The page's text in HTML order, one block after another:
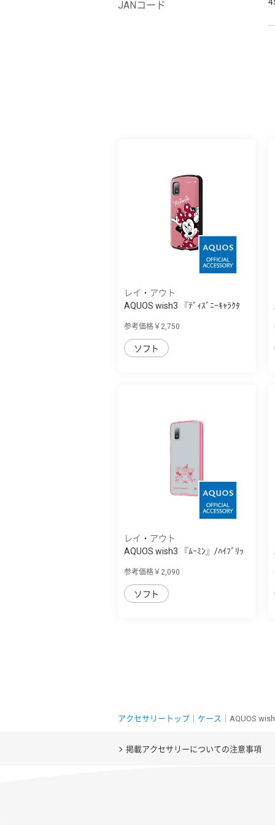
JANコード
レイ・アウト
AQUOS wish3 『ﾃﾞｨｽﾞﾆｰｷｬﾗｸﾀ
参考価格￥2,750
ソフト
レイ・アウト
AQUOS wish3 『ﾑｰﾐﾝ』/ﾊｲﾌﾞﾘｯ
参考価格￥2,090
ソフト
アクセサリートップ ケース ｜AQUOS
掲載アクセサリーについての注意事項